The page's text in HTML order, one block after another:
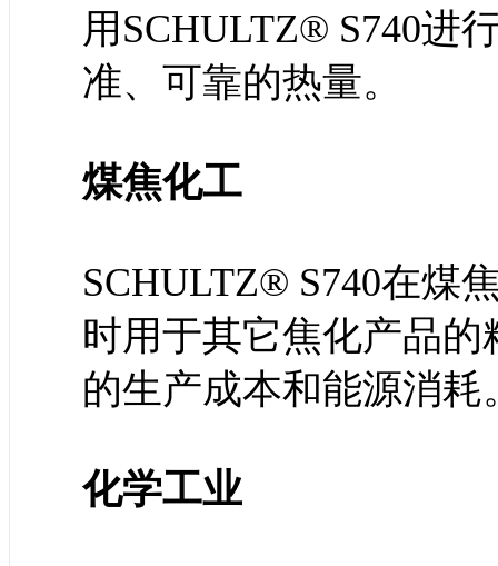
用SCHULTZ® S740进
准、可靠的热量。
煤焦化工
SCHULTZ® S740在煤
时用于其它焦化产品
的生产成本和能源消耗
化学工业